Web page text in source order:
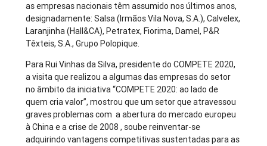
as empresas nacionais têm assumido nos últimos anos,
designadamente: Salsa (Irmãos Vila Nova, S.A.), Calvelex,
Laranjinha (Hall&CA), Petratex, Fiorima, Damel, P&R
Têxteis, S.A., Grupo Polopique.
Para Rui Vinhas da Silva, presidente do COMPETE 2020,
a visita que realizou a algumas das empresas do setor
no âmbito da iniciativa “COMPETE 2020: ao lado de
quem cria valor”, mostrou que um setor que atravessou
graves problemas com a abertura do mercado europeu
à China e a crise de 2008 , soube reinventar-se
adquirindo vantagens competitivas sustentadas para as